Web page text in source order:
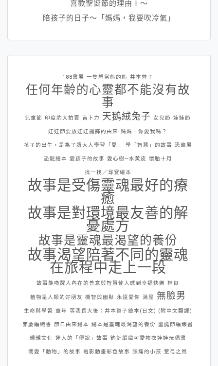
喜歡聖誕節的理由Ⅰ～
陪孩子的日子～「媽媽，我要吹冷氣」
188書展 一隻想當熊的熊 井本蓉子
任何年齡的心靈都不能沒有故
事
兒童節 印度豹大拍賣 吉卜力 天鵝絨兔子 女兒節 娃娃節
娃娃節要放娃娃擺飾的由來 媽媽，你愛我嗎？
孩子的出生，是為了讓大人學習「愛」 學「智慧」的故事 恐龍展
恐龍繪本 愛孩子的故事 愛心樹─水黃皮 懷胎十月
找一找／尋寶繪本
故事是受傷靈魂最好的療
癒
故事是對環境最友善的解
憂處方
故事是靈魂最渴望的養份
故事渴望陪著不同的靈魂
在旅程中走上一段
故事能喚醒人內在的善意與智慧使人感到幸福快樂 林良
植物是人類的好朋友 機智與幽默 永遠愛你 湯屋 無臉男
生命與學習 童年 等我長大後：井本蓉子繪本(日文) (附中文翻譯)
節慶編織書 節日由來繪本 繪本是靈魂最渴望的養份 聖誕節編織書
親親文化 迷人的「傳說」故事 鉤針編織可愛換衣娃娃玩偶書
關愛「動物」的故事 電影動畫彩色故事 頭痛的小孩 驚弓之鳥